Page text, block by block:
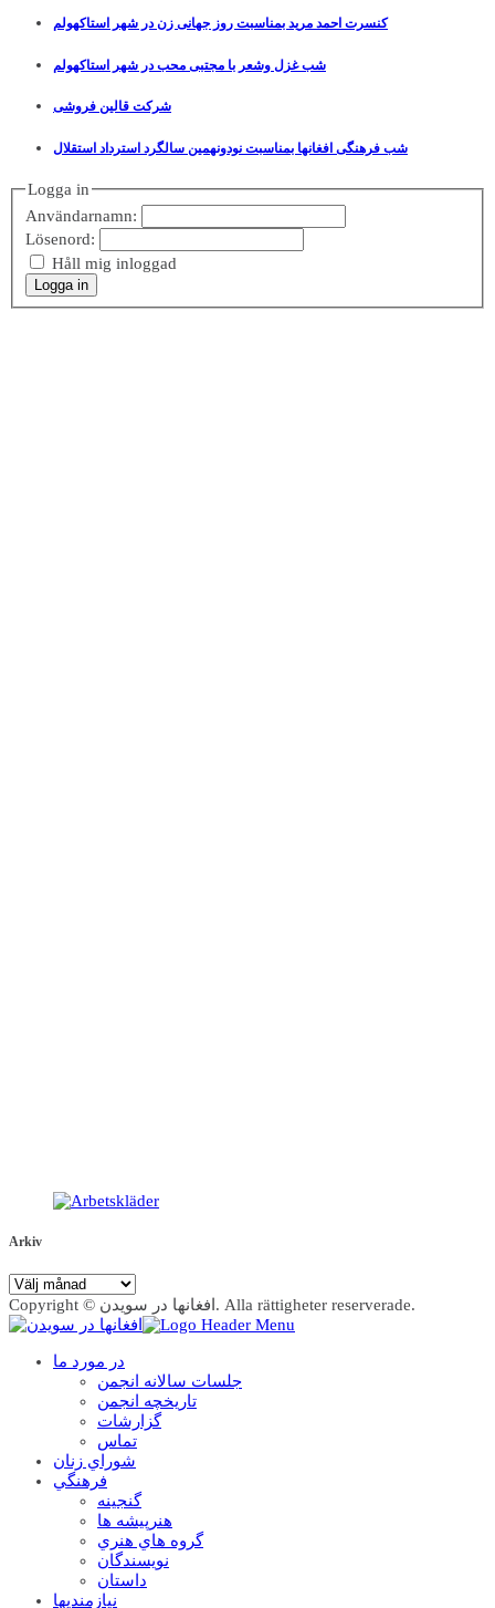
کنسرت احمد مرید بمناسبت روز جهانی زن در شهر استاکهولم
شب غزل وشعر با مجتبی محب در شهر استاکهولم
شرکت قالین فروشی
شب فرهنگی افغانها بمناسبت نودونهمین سالگرد استرداد استقلال
Logga in
Användarnamn:
Lösenord:
Håll mig inloggad
Logga in
Arkiv
Arkiv
Copyright © افغانها در سویدن. Alla rättigheter reserverade.
در مورد ما
جلسات سالانه انجمن
تاریخچه انجمن
گزارشات
تماس
شوراي زنان
فرهنگي
گنجينه
هنرپيشه ها
گروه هاي هنري
نويسندگان
داستان
نيازمنديها